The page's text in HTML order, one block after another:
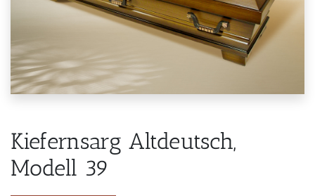
Kiefernsarg Altdeutsch,
Modell 39